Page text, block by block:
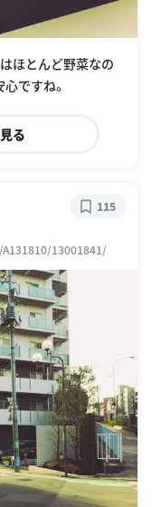
ほとんど野菜なの
ですね。
る
13001841/
115